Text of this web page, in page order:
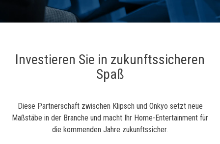
Investieren Sie in zukunftssicheren
Spaß
Diese Partnerschaft zwischen Klipsch und Onkyo setzt neue
Maßstäbe in der Branche und macht Ihr Home-Entertainment für
die kommenden Jahre zukunftssicher.